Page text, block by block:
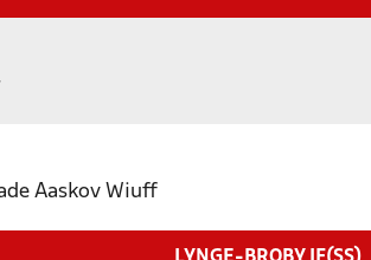
Aaskov Wiuff